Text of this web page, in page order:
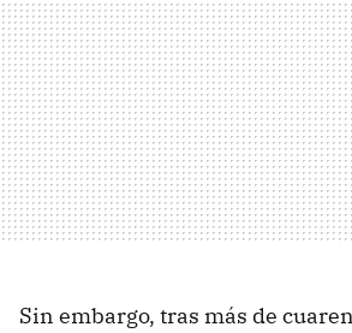
Sin embargo, tras más de